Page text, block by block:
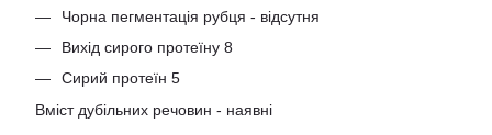
Чорна пегментація рубця - відсутня
Вихід сирого протеїну 8
Сирий протеїн 5
Вміст дубільних речовин - наявні